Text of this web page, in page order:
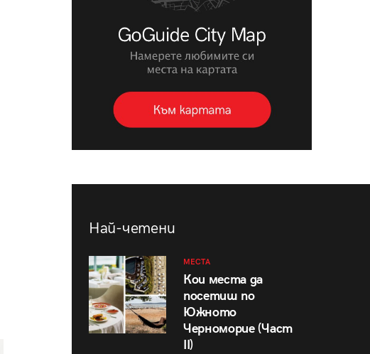
Най-четени
МЕСТА
Кои места да
посетиш по
Южното
Черноморие (Част
II)